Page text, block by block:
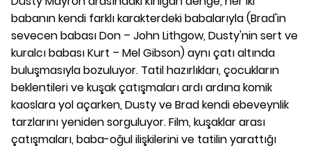
babanın kendi farklı karakterdeki babalarıyla (Brad'in
sevecen babası Don – John Lithgow, Dusty'nin sert ve
kuralcı babası Kurt – Mel Gibson) aynı çatı altında
buluşmasıyla bozuluyor. Tatil hazırlıkları, çocukların
beklentileri ve kuşak çatışmaları ardı ardına komik
kaoslara yol açarken, Dusty ve Brad kendi ebeveynlik
tarzlarını yeniden sorguluyor. Film, kuşaklar arası
çatışmaları, baba-oğul ilişkilerini ve tatilin yarattığı